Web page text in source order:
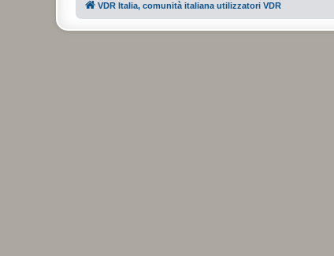
VDR Italia, comunità italiana utilizzatori VDR